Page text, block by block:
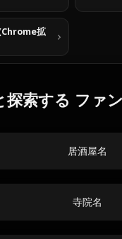
拡
探索する ファ
居酒屋名
寺院名